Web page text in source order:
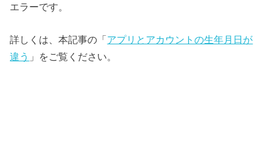
エラーです。
詳しくは、本記事の「アプリとアカウントの生年月日が
違う 」をご覧ください。